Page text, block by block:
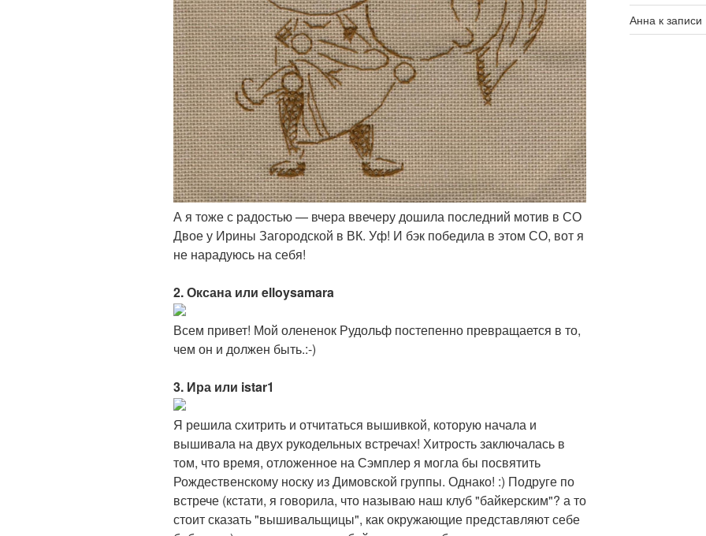
А я тоже с радостью — вчера ввечеру дошила последний мотив в СО
Двое у Ирины Загородской в ВК. Уф! И бэк победила в этом СО, вот я
не нарадуюсь на себя!
2. Оксана или elloysamara
Всем привет! Мой олененок Рудольф постепенно превращается в то,
чем он и должен быть.:-)
3. Ира или istar1
Я решила схитрить и отчитаться вышивкой, которую начала и
вышивала на двух рукодельных встречах! Хитрость заключалась в
том, что время, отложенное на Сэмплер я могла бы посвятить
Рождественскому носку из Димовской группы. Однако! :) Подруге по
встрече (кстати, я говорила, что называю наш клуб "байкерским"? а то
стоит сказать "вышивальщицы", как окружающие представляют себе
Аннак записи